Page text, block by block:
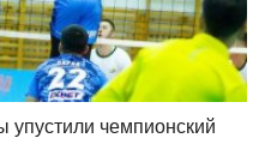
упустили чемпионский